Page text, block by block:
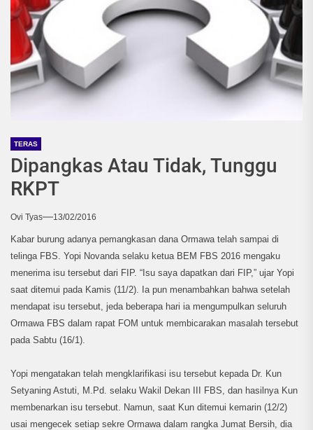
TERAS
Dipangkas Atau Tidak, Tunggu
RKPT
Ovi Tyas 13/02/2016
Kabar burung adanya pemangkasan dana Ormawa telah sampai di
telinga FBS. Yopi Novanda selaku ketua BEM FBS 2016 mengaku
menerima isu tersebut dari FIP. “Isu saya dapatkan dari FIP,” ujar Yopi
saat ditemui pada Kamis (11/2). Ia pun menambahkan bahwa setelah
mendapat isu tersebut, jeda beberapa hari ia mengumpulkan seluruh
Ormawa FBS dalam rapat FOM untuk membicarakan masalah tersebut
pada Sabtu (16/1).
Yopi mengatakan telah mengklarifikasi isu tersebut kepada Dr. Kun
Setyaning Astuti, M.Pd. selaku Wakil Dekan III FBS, dan hasilnya Kun
membenarkan isu tersebut. Namun, saat Kun ditemui kemarin (12/2)
usai mengecek setiap sekre Ormawa dalam rangka Jumat Bersih, dia